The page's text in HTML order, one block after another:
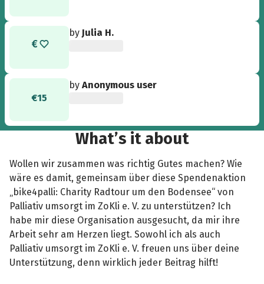
by Julia H.
€15
byAnonymous user
What’s it about
Wollen wir zusammen was richtig Gutes machen? Wie
wäre es damit, gemeinsam über diese Spendenaktion
„bike4palli: Charity Radtour um den Bodensee“ von
Palliativ umsorgt im ZoKli e. V. zu unterstützen? Ich
habe mir diese Organisation ausgesucht, da mir ihre
Arbeit sehr am Herzen liegt. Sowohl ich als auch
Palliativ umsorgt im ZoKli e. V. freuen uns über deine
Unterstützung, denn wirklich jeder Beitrag hilft!